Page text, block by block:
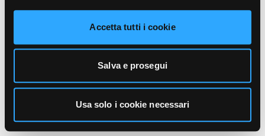
Accetta tutti i cookie
Salva e prosegui
Usa solo i cookie necessari